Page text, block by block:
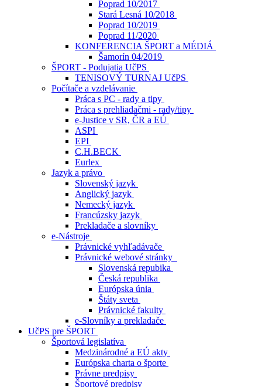
Poprad 10/2017
Stará Lesná 10/2018
Poprad 10/2019
Poprad 11/2020
KONFERENCIA ŠPORT a MÉDIÁ
Šamorín 04/2019
ŠPORT - Podujatia UčPS
TENISOVÝ TURNAJ UčPS
Počítače a vzdelávanie
Práca s PC - rady a tipy
Práca s prehliadačmi - rady/tipy
e-Justice v SR, ČR a EÚ
ASPI
EPI
C.H.BECK
Eurlex
Jazyk a právo
Slovenský jazyk
Anglický jazyk
Nemecký jazyk
Francúzsky jazyk
Prekladače a slovníky
e-Nástroje
Právnické vyhľadávače
Právnické webové stránky
Slovenská repubika
Česká republika
Európska únia
Štáty sveta
Právnické fakulty
e-Slovníky a prekladače
UčPS pre ŠPORT
Športová legislatíva
Medzinárodné a EÚ akty
Európska charta o športe
Právne predpisy
Športové predpisy